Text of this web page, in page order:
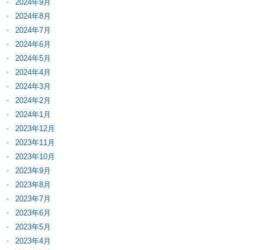
2024年9月
2024年8月
2024年7月
2024年6月
2024年5月
2024年4月
2024年3月
2024年2月
2024年1月
2023年12月
2023年11月
2023年10月
2023年9月
2023年8月
2023年7月
2023年6月
2023年5月
2023年4月